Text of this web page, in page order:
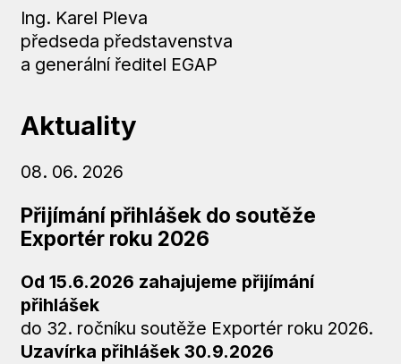
Ing. Karel Pleva
předseda představenstva
a generální ředitel EGAP
Aktuality
08. 06. 2026
Přijímání přihlášek do soutěže
Exportér roku 2026
Od 15.6.2026 zahajujeme přijímání
přihlášek
do 32. ročníku soutěže Exportér roku 2026.
Uzavírka přihlášek 30.9.2026